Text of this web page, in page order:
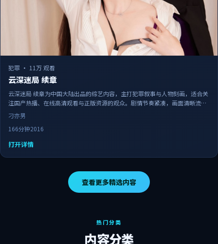
犯罪 · 11万 观看
云深迷局 续章
云深迷局 续章为中国大陆出品的综艺内容，主打犯罪叙事与人物刻画，适合关
注国产热播、在线高清观看与正版资源的观众。剧情节奏紧凑，画面清晰流
畅，可作为日常追剧与家庭观影的备选佳作。
刁亦男
166分钟2016
打开详情
查看更多精选内容
热门分类
内容分类